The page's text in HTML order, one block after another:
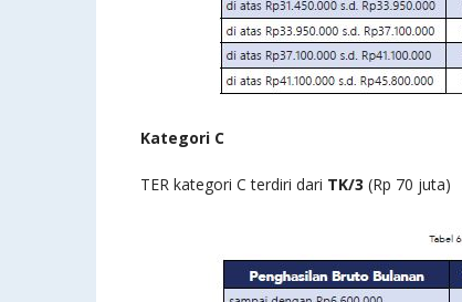
Kategori C
TER kategori C terdiri dari TK/3 (Rp 70 juta)